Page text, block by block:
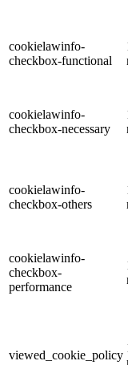
cookielawinfo-
checkbox-functional
cookielawinfo-
checkbox-necessary
cookielawinfo-
checkbox-others
cookielawinfo-
checkbox-
performance
viewed_cookie_policy